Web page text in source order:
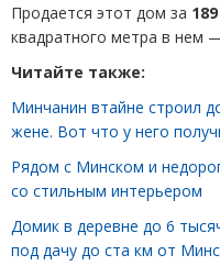
Продается этот дом за
квадратного метра в нем
Читайте также:
Минчанин втайне строил
жене. Вот что у него
Рядом с Минском и
со стильным интерьером
Домик в деревне до 6
под дачу до ста км от